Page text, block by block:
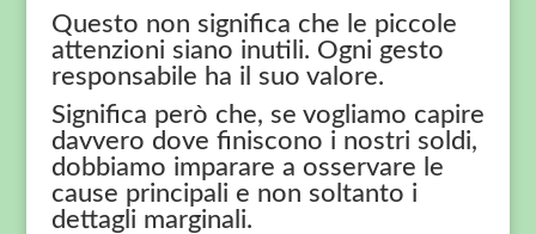
Questo non significa che le piccole
attenzioni siano inutili. Ogni gesto
responsabile ha il suo valore.
Significa però che, se vogliamo capire
davvero dove finiscono i nostri soldi,
dobbiamo imparare a osservare le
cause principali e non soltanto i
dettagli marginali.